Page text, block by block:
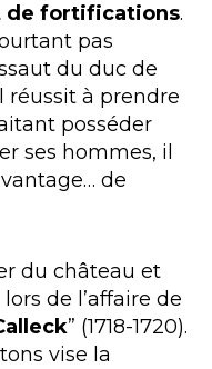
de fortifications.
pas
du duc de
réussit à prendre
posséder
ses hommes, il
de
du château et
de l’affaire de
” (1718-1720).
vise la